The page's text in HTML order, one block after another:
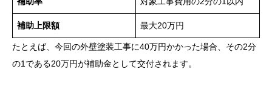
補助上限額 最大20万円
たとえば、今回の外壁塗装工事に40万円かかった場合、その2分
の1である20万円が補助金として交付されます。